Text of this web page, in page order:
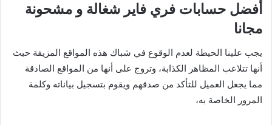
أفضل حسابات فري فاير شغالة و مشحونة
مجانا
يجب علينا الحيطة لعدم الوقوع في شباك هذه المواقع المزيفة حيث
أنها تتلاعب المظاهر الكذابة، وتروج على أنها من المواقع الصادقة
مما يجعل العميل للتأكد من صدقهم ويقوم بتسجيل بياناته وكلمة
المرور الخاصة به،